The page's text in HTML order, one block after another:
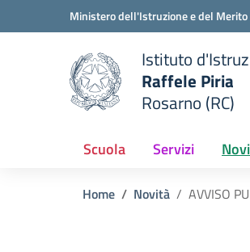
Vai ai contenuti
Vai al menu di navigazioneMinistero dell'Istruzione e del Merito
scuola
Istituto
Raffele Piria
Rosarno (RC)
Scuola Servizi
Home Novità AVVISO